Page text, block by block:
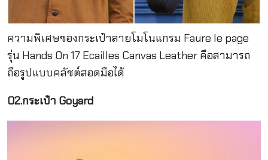
ความพิเศษของกระเป๋าลายโมโนแกรม Faure le page
รุ่น Hands On 17 Ecailles Canvas Leather คือสามารถ
ถือรูปแบบคลัชต์สอดมือได้
02.กระเป๋า Goyard